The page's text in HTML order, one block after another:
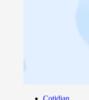
Cotidian